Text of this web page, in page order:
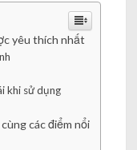
yêu thích nhất
khi sử dụng
các điểm nổi